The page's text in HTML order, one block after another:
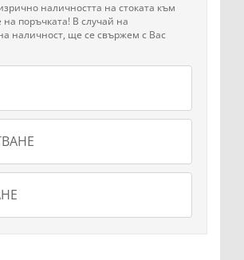
наличността на стоката към
поръчката! В случай на
наличност, ще се свържем с Вас